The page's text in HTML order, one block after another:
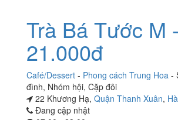
Trà Bá Tước M -
21.000đ
Café/Dessert - Phong cách Trung Hoa -
đình, Nhóm hội, Cặp đôi
22 Khương Hạ, Quận Thanh Xuân,
Đang cập nhật